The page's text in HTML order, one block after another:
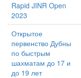
Rapid JINR Open
2023
Открытое
первенство Дубны
по быстрым
шахматам до 17 и
до 19 лет